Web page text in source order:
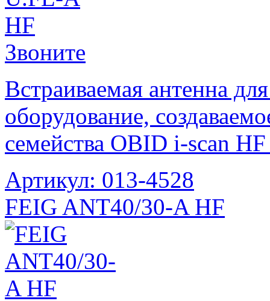
Звоните
Встраиваемая антенна
оборудование,
семейства OBID i-scan
Артикул: 013-4528
FEIG ANT40/30-A HF